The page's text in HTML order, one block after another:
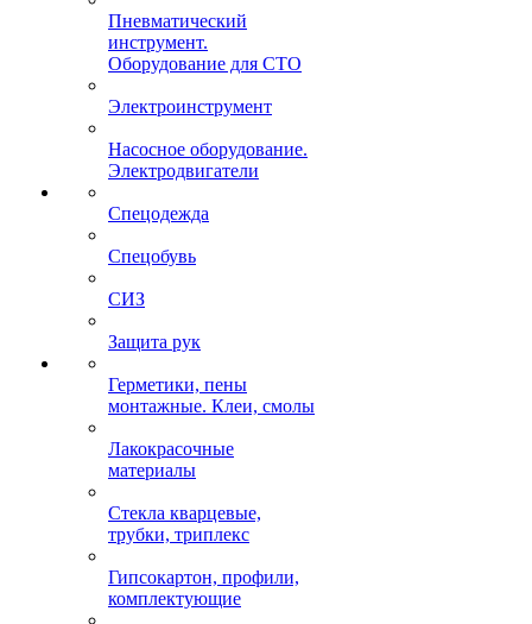
Пневматический
инструмент.
Оборудование для СТО
Электроинструмент
Насосное оборудование.
Электродвигатели
Спецодежда
Спецобувь
СИЗ
Защита рук
Герметики, пены
монтажные. Клеи, смолы
Лакокрасочные
материалы
Стекла кварцевые,
трубки, триплекс
Гипсокартон, профили,
комплектующие